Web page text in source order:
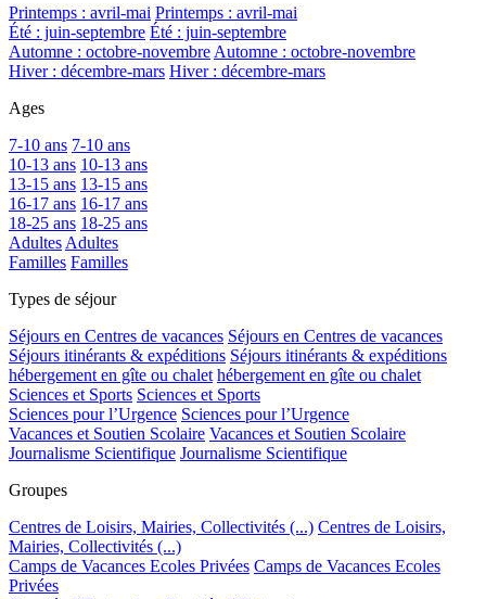
Printemps : avril-mai Printemps : avril-mai
Été : juin-septembre Été : juin-septembre
Automne : octobre-novembreAutomne : octobre-novembre
Hiver : décembre-mars Hiver : décembre-mars
Ages
7-10 ans 7-10 ans
10-13 ans 10-13 ans
13-15 ans 13-15 ans
16-17 ans 16-17 ans
18-25 ans 18-25 ans
AdultesAdultes
Familles Familles
Types de séjour
Séjours en Centres de vacances Séjours en Centres de vacances
Séjours itinérants & expéditions Séjours itinérants & expéditions
hébergement en gîte ou chalet hébergement en gîte ou chalet
Sciences et Sports Sciences et Sports
Sciences pour l’Urgence Sciences pour l’Urgence
Vacances et Soutien Scolaire Vacances et Soutien Scolaire
Journalisme Scientifique Journalisme Scientifique
Groupes
Centres de Loisirs, Mairies, Collectivités (...) Centres de Loisirs,
Mairies, Collectivités (...)
Camps de Vacances Ecoles Privées Camps de Vacances Ecoles
Privées